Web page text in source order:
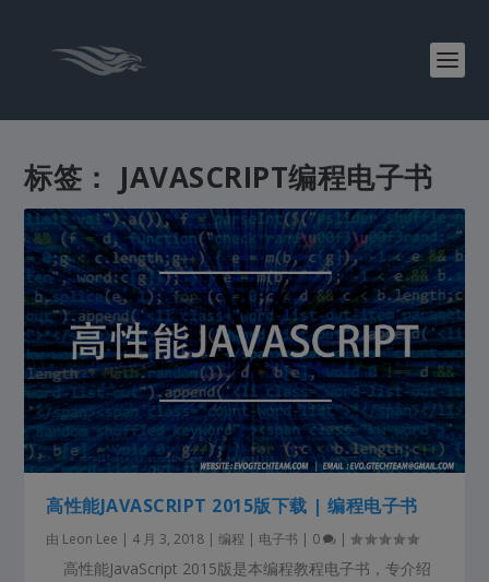
标签： JAVASCRIPT编程电子书
高性能JAVASCRIPT 2015版下载 | 编程电子书
由 Leon Lee | 4 月 3, 2018 |编程 | 电子书 | 0 |
高性能JavaScript 2015版是本编程教程电子书，专介绍